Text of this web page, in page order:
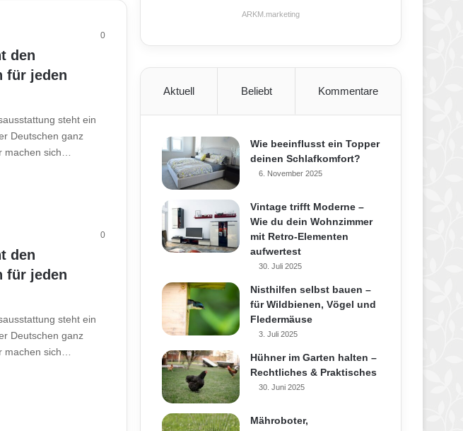
0
den
für jeden
steht ein
Deutschen ganz
machen sich…
0
den
für jeden
steht ein
Deutschen ganz
machen sich…
ARKM.marketing
Aktuell Beliebt Kommentare
Wie beeinflusst ein Topper
deinen Schlafkomfort?
6. November 2025
Vintage trifft Moderne –
Wie du dein Wohnzimmer
mit Retro-Elementen
aufwertest
30. Juli 2025
Nisthilfen selbst bauen –
für Wildbienen, Vögel und
Fledermäuse
3. Juli 2025
Hühner im Garten halten –
Rechtliches & Praktisches
30. Juni 2025
Mähroboter,